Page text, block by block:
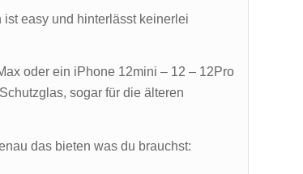
easy und hinterlässt keinerlei
oder ein iPhone 12mini – 12 – 12Pro
sogar für die älteren
das bieten was du brauchst: